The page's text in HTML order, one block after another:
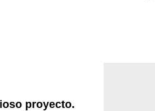
proyecto.